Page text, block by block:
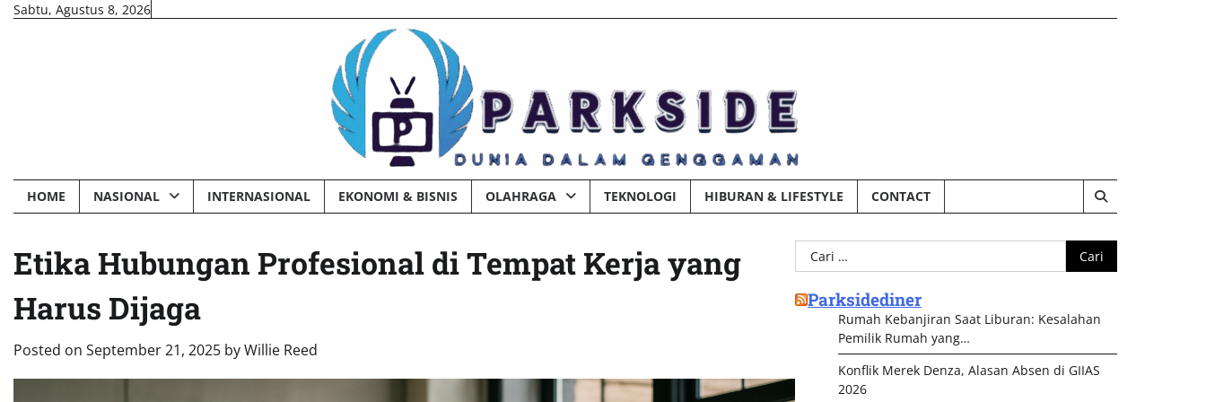
SkipSabtu, Agustus 8, 2026
HOME NASIONAL INTERNASIONAL EKONOMI & BISNIS OLAHRAGA TEKNOLOGI HIBURAN & LIFESTYLE CONTACT
Etika Hubungan Profesional di Tempat Kerja yang
Harus Dijaga
Posted on September 21, 2025 byWillie Reed
Cari
untuk:
Parksidediner
Rumah Kebanjiran Saat Liburan: Kesalahan
Pemilik Rumah yang…
Konflik Merek Denza, Alasan Absen di GIIAS
2026